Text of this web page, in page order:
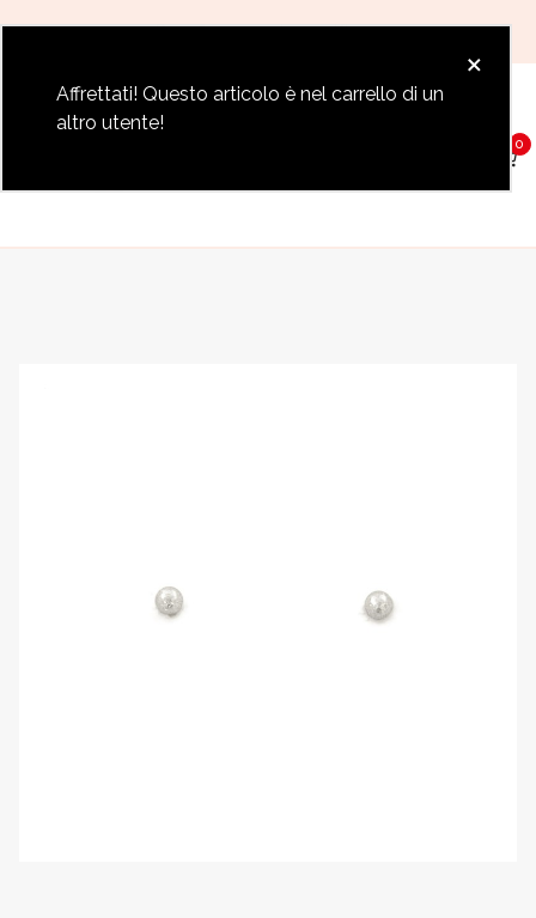
Paga fino a 12 rate con Klarna
×
Affrettati! Questo articolo è nel carrello di un
altro utente!